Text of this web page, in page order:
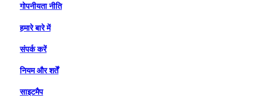
गोपनीयता नीति
हमारे बारे में
संपर्क करें
नियम और शर्तें
साइटमैप